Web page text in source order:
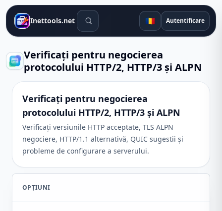
Inettools.net Instrumente de căutare
🇷🇴 Autentificare
Verificați pentru negocierea
protocolului HTTP/2, HTTP/3 și ALPN
Verificați pentru negocierea
protocolului HTTP/2, HTTP/3 și ALPN
Verificați versiunile HTTP acceptate, TLS ALPN
negociere, HTTP/1.1 alternativă, QUIC sugestii și
probleme de configurare a serverului.
OPȚIUNI